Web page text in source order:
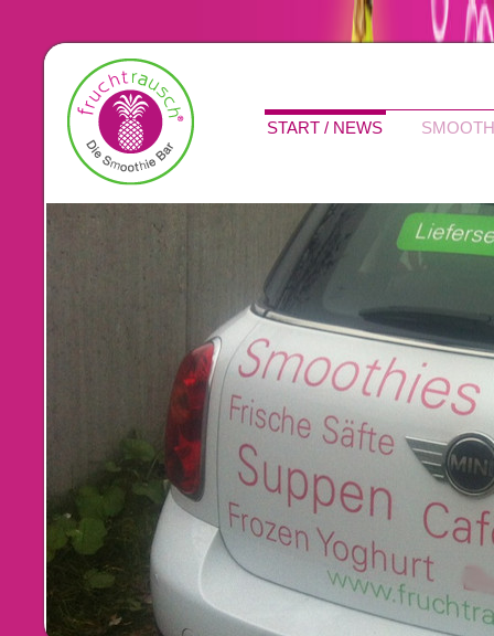
START / NEWS